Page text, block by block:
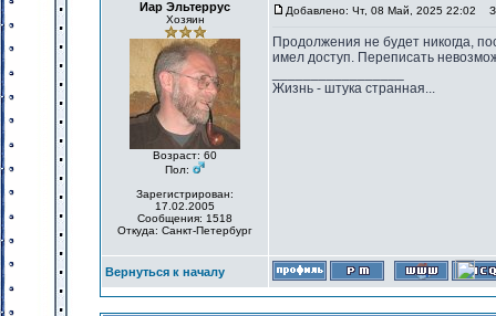
Иар Эльтеррус
Хозяин
Возраст: 60
Пол:
Зарегистрирован:
17.02.2005
Сообщения: 1518
Откуда: Санкт-Петербург
Добавлено: Чт, 08 Май, 2025 22:02
Продолжения не будет никогда,
имел доступ. Переписать
Жизнь - штука странная...
Вернуться к началу